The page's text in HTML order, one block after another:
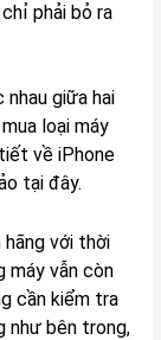
phải bỏ ra
giữa hai
loại máy
về iPhone
tại đây.
với thời
máy vẫn còn
cần kiểm tra
như bên trong,